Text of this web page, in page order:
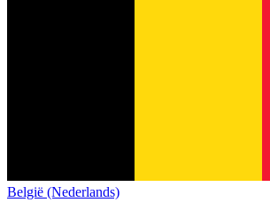
België (Nederlands)